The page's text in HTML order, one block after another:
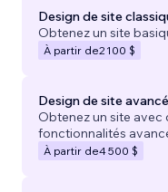
Design de site
Obtenez un site
À partir de2 100 $
Design de site avancé
Obtenez un site avec
fonctionnalités
À partir de4 500 $